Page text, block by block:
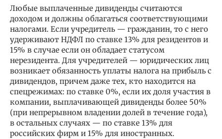
Любые выплаченные дивиденды считаются
доходом и должны облагаться соответствующими
налогами. Если учредитель — гражданин, то с него
удерживают НДФЛ по ставке 13% для резидентов и
15% в случае если он обладает статусом
нерезидента. Для учредителей — юридических лиц
возникает обязанность уплаты налога на прибыль с
дивидендов, причем даже тех, кто находится на
спецрежимах: по ставке 0%, если их доля участия в
компании, выплачивающей дивиденды более 50%
(при непрерывном владении долей в течение года),
в остальных случаях — по ставке 13% для
российских фирм и 15% для иностранных.